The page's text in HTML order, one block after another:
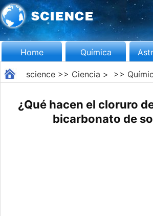
Home Química
science>> Ciencia > >>
¿Qué hacen el cloruro
bicarbonato de